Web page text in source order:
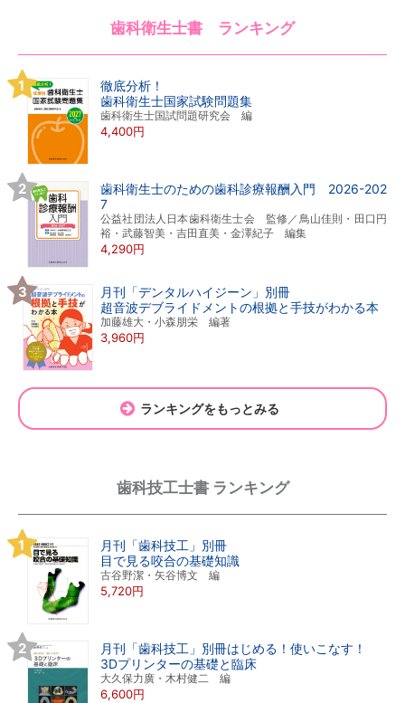
歯科衛生士書 ランキング
徹底分析！
歯科衛生士国家試験問題集
歯科衛生士国試問題研究会 編
4,400円
歯科衛生士のための歯科診療報酬入門 2026-202
7
公益社団法人日本歯科衛生士会 監修／鳥山佳則・田口円
裕・武藤智美・吉田直美・金澤紀子 編集
4,290円
月刊「デンタルハイジーン」別冊
超音波デブライドメントの根拠と手技がわかる本
加藤雄大・小森朋栄 編著
3,960円
ランキングをもっとみる
歯科技工士書 ランキング
月刊「歯科技工」別冊
目で見る咬合の基礎知識
古谷野潔・矢谷博文 編
5,720円
月刊「歯科技工」別冊はじめる！使いこなす！
3Dプリンターの基礎と臨床
大久保力廣・木村健二 編
6,600円